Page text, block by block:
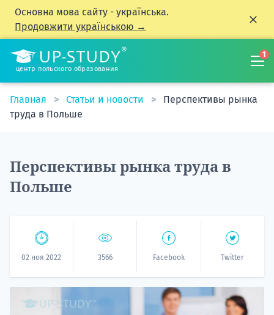
Основна мова сайту - українська.
Продовжити українською →
центр польского образования
1
Главная Статьи и новости
Перспективы рынка
труда в Польше
Перспективы рынка труда в
Польше
02 ноя 2022 3566 Facebook Twitter